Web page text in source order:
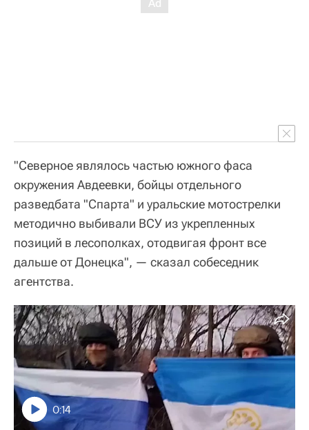
"Северное являлось частью южного фаса
окружения Авдеевки, бойцы отдельного
разведбата "Спарта" и уральские мотострелки
методично выбивали ВСУ из укрепленных
позиций в лесополках, отодвигая фронт все
дальше от Донецка", — сказал собеседник
агентства.
0:14